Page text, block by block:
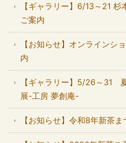
【ギャラリー】6/13～21
ご案内
【お知らせ】オンラインシ
内
【ギャラリー】5/26～31
展-工房 夢創庵-
【お知らせ】令和8年新茶